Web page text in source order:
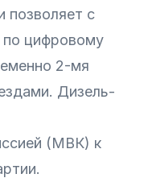
позволяет с
по цифровому
2-мя
Дизель-
(МВК) к